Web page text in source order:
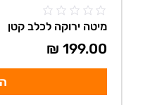
מיטה ירוקה לכלב קטן
199.00
₪